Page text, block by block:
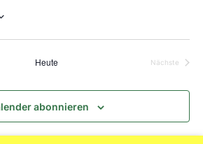
Heute
Nächste
abonnieren